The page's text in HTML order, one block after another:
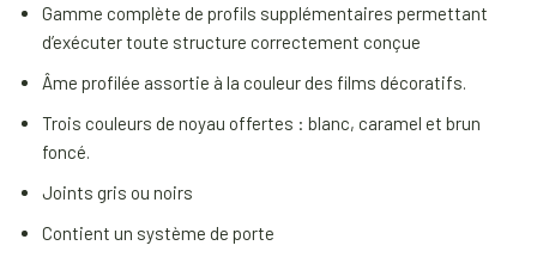
Gamme complète de profils supplémentaires permettant
d’exécuter toute structure correctement conçue
Âme profilée assortie à la couleur des films décoratifs.
Trois couleurs de noyau offertes : blanc, caramel et brun
foncé.
Joints gris ou noirs
Contient un système de porte